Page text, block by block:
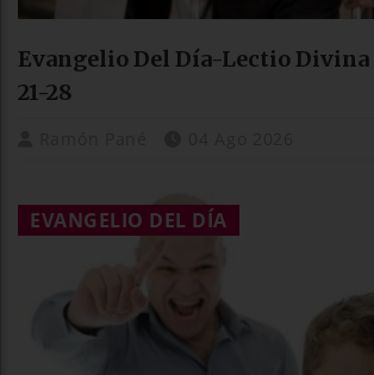
Evangelio Del Día-Lectio Divina
21-28
EVANGELIO DEL DÍA